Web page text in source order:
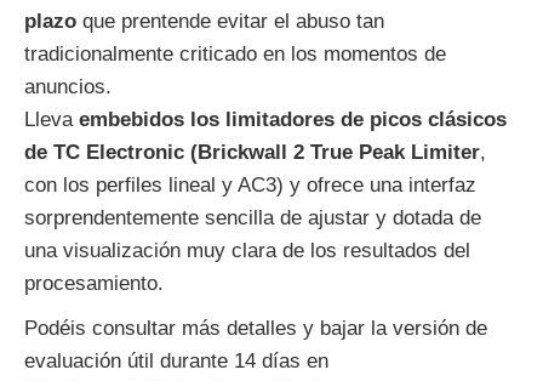
plazo que prentende evitar el abuso tan
tradicionalmente criticado en los momentos de
anuncios.
Lleva embebidos los limitadores de picos clásicos
de TC Electronic (Brickwall 2 True Peak Limiter,
con los perfiles lineal y AC3) y ofrece una interfaz
sorprendentemente sencilla de ajustar y dotada de
una visualización muy clara de los resultados del
procesamiento.
Podéis consultar más detalles y bajar la versión de
evaluación útil durante 14 días en